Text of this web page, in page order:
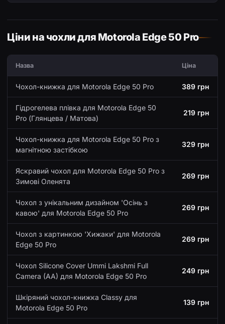
Ціни на чохли для Motorola Edge 50 Pro
Назва Ціна
Чохол-книжка для Motorola Edge 50 Pro 389 грн
Гідрогелева плівка для Motorola Edge 50
Pro (Глянцева / Матова)
219 грн
Чохол-книжка для Motorola Edge 50 Pro з
магнітною застібкою
329 грн
Яскравий чохол для Motorola Edge 50 Pro з
Зимові Оленята
269 грн
Чохол з унікальним дизайном 'Осінь з
кавою' для Motorola Edge 50 Pro
269 грн
Чохол з картинкою 'Хижаки' для Motorola
Edge 50 Pro
269 грн
Чохол Silicone Cover Ummi Lakshmi Full
Camera (AA) для Motorola Edge 50 Pro
249 грн
Шкіряний чохол-книжка Classy для
Motorola Edge 50 Pro
139 грн